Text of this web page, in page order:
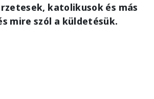
katolikusok és más
mire szól a küldetésük.